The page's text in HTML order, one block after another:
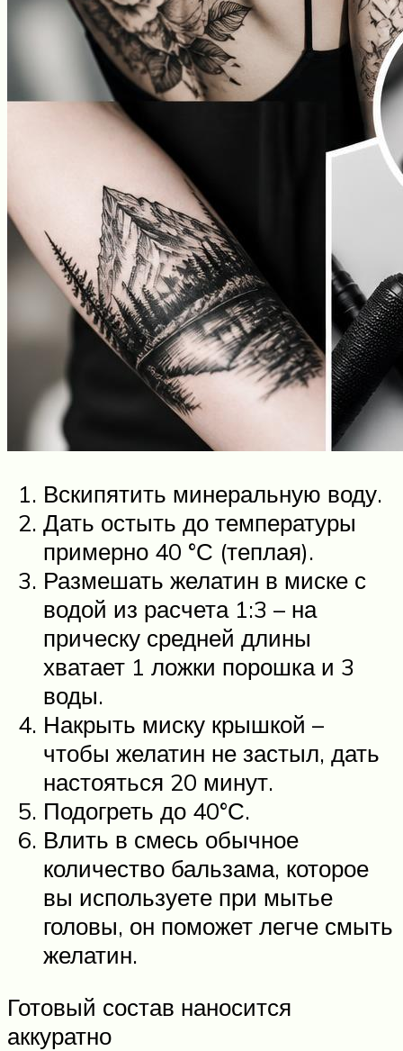
Вскипятить минеральную воду.
Дать остыть до температуры
примерно 40 °С (теплая).
Размешать желатин в миске с
водой из расчета 1:3 – на
прическу средней длины
хватает 1 ложки порошка и 3
воды.
Накрыть миску крышкой –
чтобы желатин не застыл, дать
настояться 20 минут.
Подогреть до 40°С.
Влить в смесь обычное
количество бальзама, которое
вы используете при мытье
головы, он поможет легче смыть
желатин.
Готовый состав наносится
аккуратно